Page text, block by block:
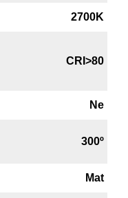
2700K
CRI>80
Ne
300º
Mat